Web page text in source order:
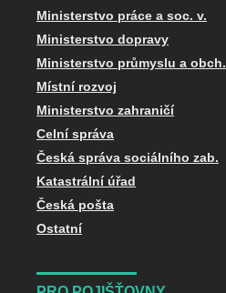
Ministerstvo práce a soc. v.
Ministerstvo dopravy
Ministerstvo průmyslu a obch.
Místní rozvoj
Ministerstvo zahraničí
Celní správa
Česká správa sociálního zab.
Katastrální úřad
Česká pošta
Ostatní